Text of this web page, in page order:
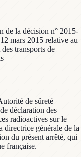
de la décision n° 2015-
mars 2015 relative au
transports de
de sûreté
déclaration des
radioactives sur le
directrice générale de la
du présent arrêté, qui
française.